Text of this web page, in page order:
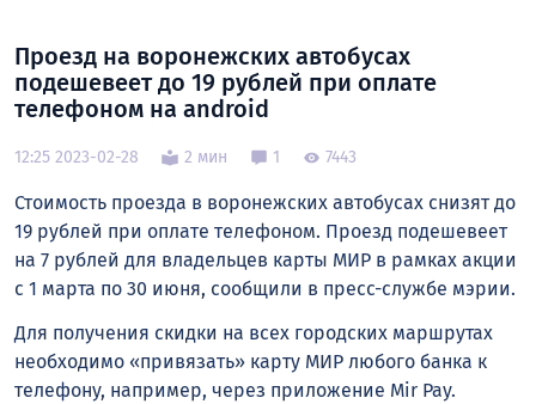
Проезд на воронежских автобусах
подешевеет до 19 рублей при оплате
телефоном на android
12:25 2023-02-28 2 мин 1 7443
Стоимость проезда в воронежских автобусах снизят до
19 рублей при оплате телефоном. Проезд подешевеет
на 7 рублей для владельцев карты МИР в рамках акции
с 1 марта по 30 июня, сообщили в пресс-службе мэрии.
Для получения скидки на всех городских маршрутах
необходимо «привязать» карту МИР любого банка к
телефону, например, через приложение Mir Pay.